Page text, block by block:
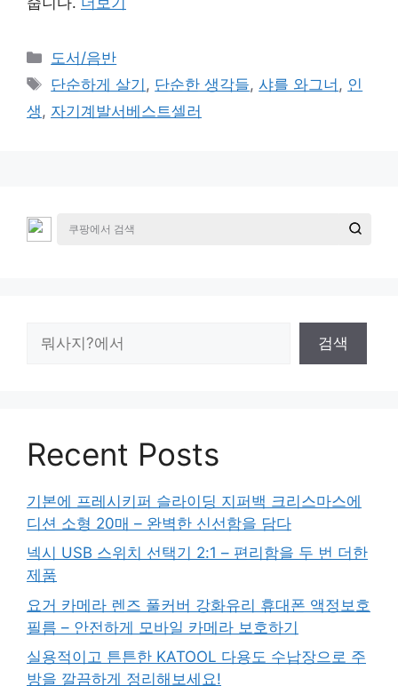
카
테
리
도서/음반
태
그
단순하게 살기 , 단순한 생각들,샤를 와그너 , 인
생 , 자기계발서베스트셀러
검색
Recent Posts
기본에 프레시키퍼 슬라이딩 지퍼백 크리스마스에
디션 소형 20매 – 완벽한 신선함을 담다
넥시 USB 스위치 선택기 2:1 – 편리함을 두 번 더한
제품
요거 카메라 렌즈 풀커버 강화유리 휴대폰 액정보호
필름 – 안전하게 모바일 카메라 보호하기
실용적이고 튼튼한 KATOOL 다용도 수납장으로 주
방을 깔끔하게 정리해보세요!